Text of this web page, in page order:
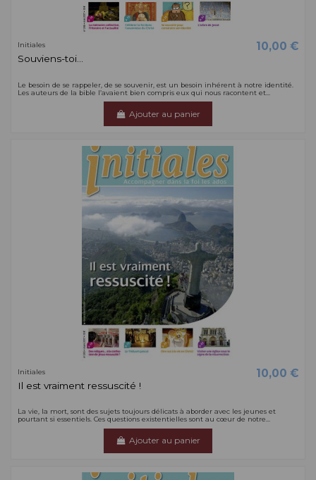
Initiales 10,00 €
Souviens-toi...
Le besoin de se rappeler, de se souvenir, est un besoin inhérent à notre identité.
Les auteurs de la bible l’avaient bien compris eux qui nous racontent et...
Ajouter au panier
Initiales 10,00 €
Il est vraiment ressuscité !
La vie, la mort, sont des sujets toujours délicats à aborder avec les jeunes et
pourtant si essentiels. Ces questions existentielles sont au cœur de notre...
Ajouter au panier